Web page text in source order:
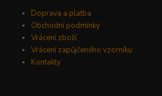
Doprava a platba
Obchodní podmínky
Vrácení zboží
Vrácení zapůjčeného vzorníku
Kontakty